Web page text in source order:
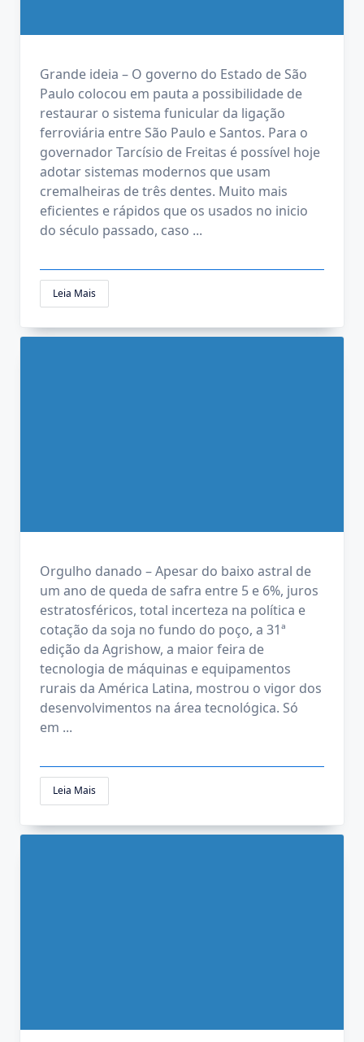
Grande ideia – O governo do Estado de São
Paulo colocou em pauta a possibilidade de
restaurar o sistema funicular da ligação
ferroviária entre São Paulo e Santos. Para o
governador Tarcísio de Freitas é possível hoje
adotar sistemas modernos que usam
cremalheiras de três dentes. Muito mais
eficientes e rápidos que os usados no inicio
do século passado, caso ...
Leia Mais
Orgulho danado – Apesar do baixo astral de
um ano de queda de safra entre 5 e 6%, juros
estratosféricos, total incerteza na política e
cotação da soja no fundo do poço, a 31ª
edição da Agrishow, a maior feira de
tecnologia de máquinas e equipamentos
rurais da América Latina, mostrou o vigor dos
desenvolvimentos na área tecnológica. Só
em ...
Leia Mais